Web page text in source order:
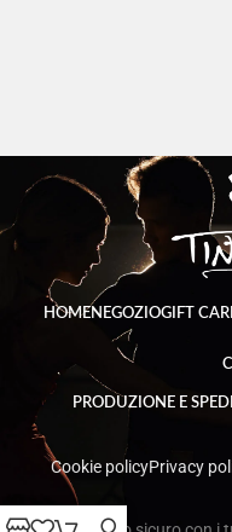
HOMENEGOZIOGIFT
PRODUZIONE E
Cookie policyPrivacy